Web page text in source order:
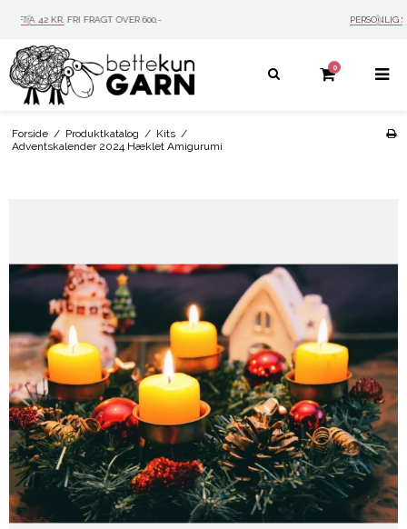
PERSONLIG SERVICE
0
Forside / Produktkatalog / Kits /
Adventskalender 2024 Hæklet Amigurumi